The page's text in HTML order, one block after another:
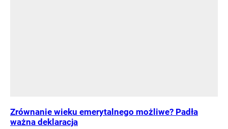
Zrównanie wieku emerytalnego możliwe? Padła
ważna deklaracja